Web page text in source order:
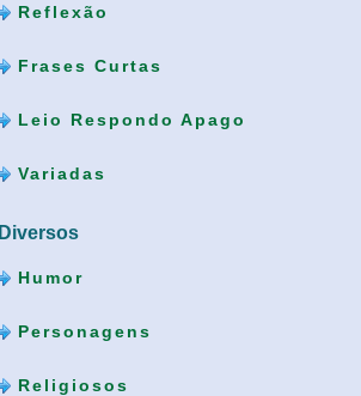
Reflexão
Frases Curtas
Leio Respondo Apago
Variadas
Diversos
Humor
Personagens
Religiosos